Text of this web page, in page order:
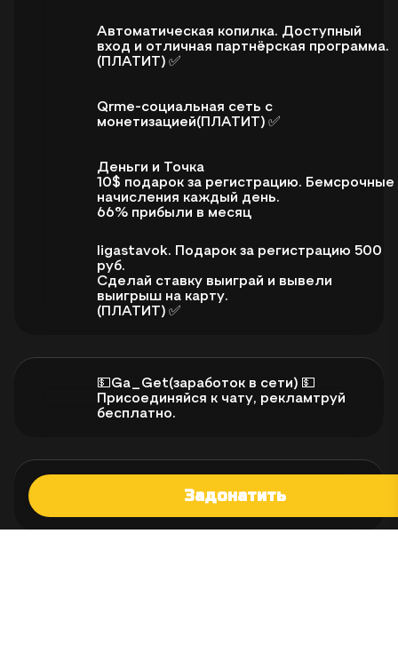
Автоматическая копилка. Доступный
вход и отличная партнёрская программа.
(ПЛАТИТ) ✅
Qrme-социальная сеть с
монетизацией(ПЛАТИТ) ✅
Деньги и Точка
10$ подарок за регистрацию. Бемсрочные
начисления каждый день.
66% прибыли в месяц
ligastavok. Подарок за регистрацию 500
руб.
Сделай ставку выиграй и вывели
выигрыш на карту.
(ПЛАТИТ) ✅
💵Ga_Get(заработок в сети) 💵
Присоединяйся к чату, рекламтруй
бесплатно.
Задонатить